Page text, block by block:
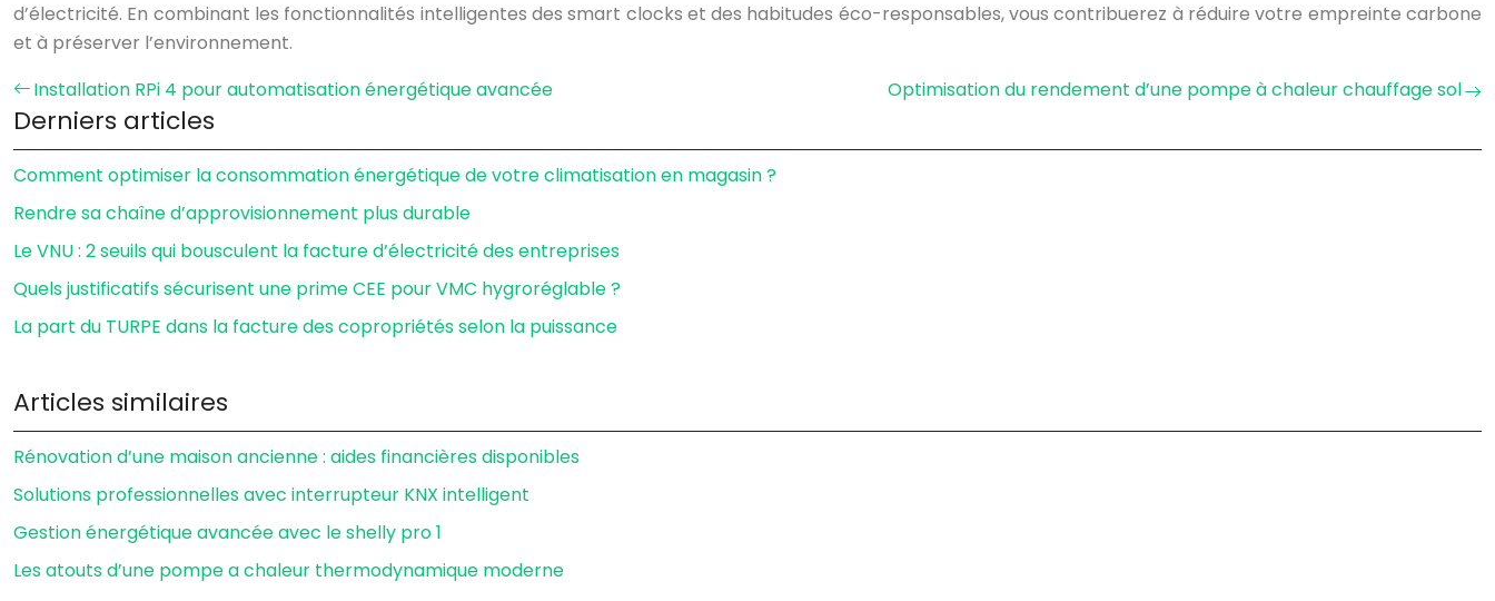
d’électricité. En combinant les fonctionnalités intelligentes des smart clocks et des habitudes éco-responsables, vous contribuerez à réduire votre empreinte carbone
et à préserver l’environnement.
Installation RPi 4 pour automatisation énergétique avancée
Optimisation du rendement d’une pompe à chaleur chauffage sol
Derniers articles
Comment optimiser la consommation énergétique de votre climatisation en magasin ?
Rendre sa chaîne d’approvisionnement plus durable
Le VNU : 2 seuils qui bousculent la facture d’électricité des entreprises
Quels justificatifs sécurisent une prime CEE pour VMC hygroréglable ?
La part du TURPE dans la facture des copropriétés selon la puissance
Articles similaires
Rénovation d’une maison ancienne : aides financières disponibles
Solutions professionnelles avec interrupteur KNX intelligent
Gestion énergétique avancée avec le shelly pro 1
Les atouts d’une pompe a chaleur thermodynamique moderne